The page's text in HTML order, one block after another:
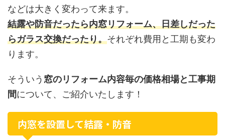
などは大きく変わって来ます。
結露や防音だったら内窓リフォーム、日差しだった
らガラス交換だったり。それぞれ費用と工期も変わ
ります。
そういう 窓のリフォーム内容毎の価格相場と工事期
間について、ご紹介いたします！
内窓を設置して結露・防音